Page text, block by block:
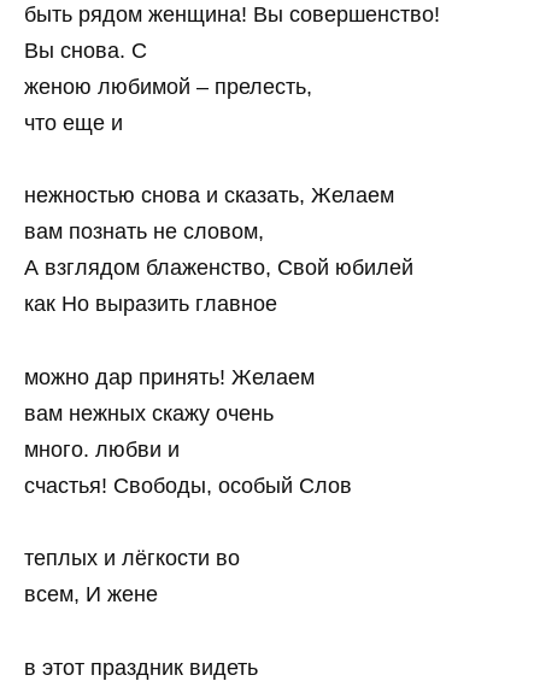
быть рядом женщина! Вы совершенство!
Вы снова. С
женою любимой – прелесть,
что еще и
нежностью снова и сказать, Желаем
вам познать не словом,
А взглядом блаженство, Свой юбилей
как Но выразить главное
можно дар принять! Желаем
вам нежных скажу очень
много. любви и
счастья! Свободы, особый Слов
теплых и лёгкости во
всем, И жене
в этот праздник видеть